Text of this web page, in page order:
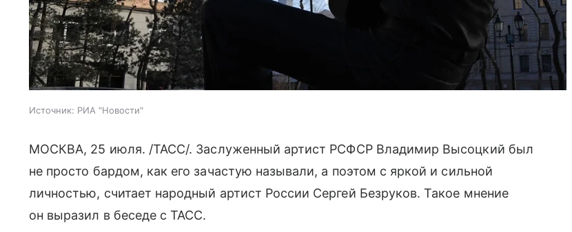
Источник: РИА "Новости"
МОСКВА, 25 июля. /ТАСС/. Заслуженный артист РСФСР Владимир Высоцкий был
не просто бардом, как его зачастую называли, а поэтом с яркой и сильной
личностью, считает народный артист России Сергей Безруков. Такое мнение
он выразил в беседе с ТАСС.